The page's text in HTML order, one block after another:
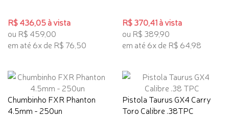
R$ 436,05 à vista
ou R$ 459,00
em até 6x de R$ 76,50
R$ 370,41 à vista
ou R$ 389,90
em até 6x de R$ 64,98
Chumbinho FXR Phanton
4.5mm - 250un
Pistola Taurus GX4 Carry
Toro Calibre .38TPC